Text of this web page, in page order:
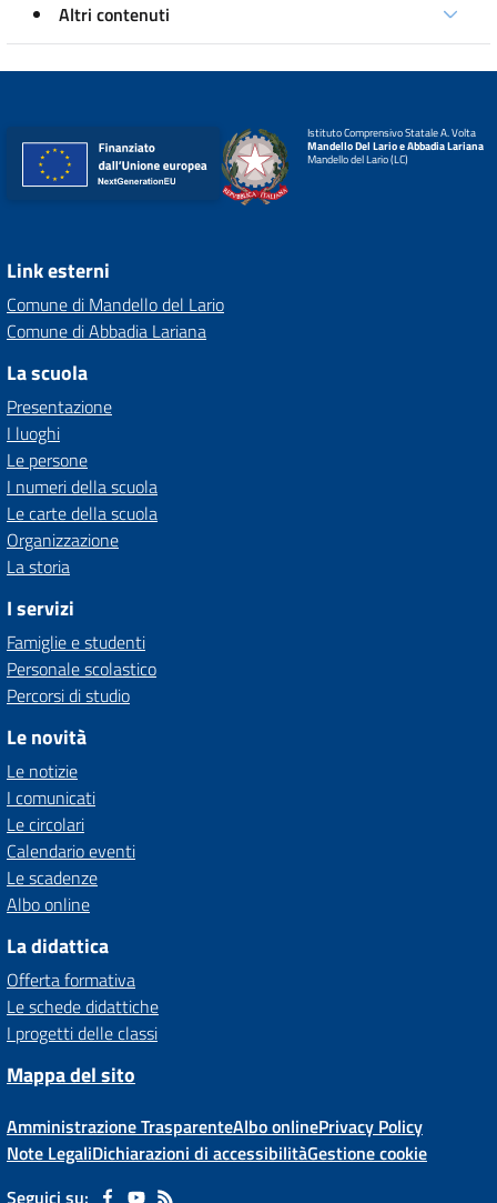
Altri contenuti
Istituto Comprensivo Statale A. Volta
Mandello Del Lario e Abbadia Lariana
Mandello del Lario (LC)
Link esterni
Comune di Mandello del Lario
Comune di Abbadia Lariana
La scuola
Presentazione
I luoghi
Le persone
I numeri della scuola
Le carte della scuola
Organizzazione
La storia
I servizi
Famiglie e studenti
Personale scolastico
Percorsi di studio
Le novità
Le notizie
I comunicati
Le circolari
Calendario eventi
Le scadenze
Albo online
La didattica
Offerta formativa
Le schede didattiche
I progetti delle classi
Mappa del sito
Amministrazione TrasparenteAlbo onlinePrivacy Policy
Note LegaliDichiarazioni di accessibilitàGestione cookie
Seguici su: